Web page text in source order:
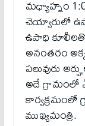
మధ్యాహ్నం
చెయ్యారులో
ఉపాధి
అనంతరం
పలువురు
అదే గ్రామంలో
కార్యక్రమంలో
ముఖ్యమంత్రి.